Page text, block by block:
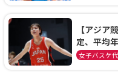
【アジア
定、平均
本開催の
女子バスケ